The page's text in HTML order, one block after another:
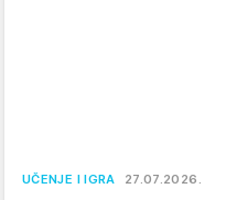
UČENJE I IGRA 27.07.2026.